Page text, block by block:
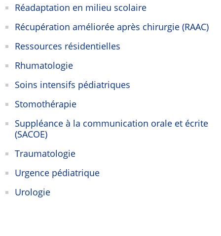
Réadaptation en milieu scolaire
Récupération améliorée après chirurgie (RAAC)
Ressources résidentielles
Rhumatologie
Soins intensifs pédiatriques
Stomothérapie
Suppléance à la communication orale et écrite
(SACOE)
Traumatologie
Urgence pédiatrique
Urologie